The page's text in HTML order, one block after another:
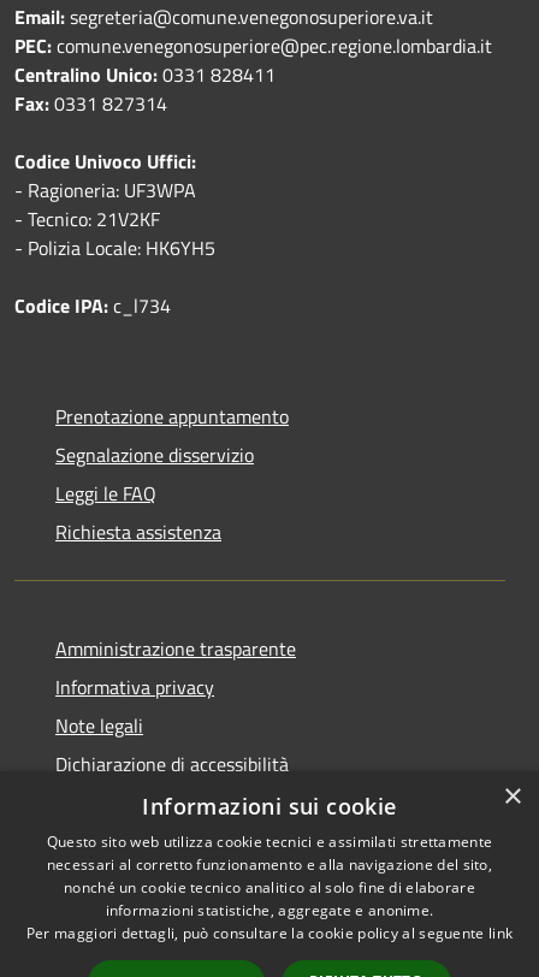
Email:segreteria@comune.venegonosuperiore.va.it
PEC:comune.venegonosuperiore@pec.regione.lombardia.it
Centralino Unico:0331 828411
Fax:0331 827314
Codice Univoco Uffici:
- Ragioneria: UF3WPA
- Tecnico: 21V2KF
- Polizia Locale: HK6YH5
Codice IPA:c_l734
Prenotazione appuntamento
Segnalazione disservizio
Leggi le FAQ
Richiesta assistenza
Amministrazione trasparente
Informativa privacy
Note legali
Dichiarazione di accessibilità
Accessibilità
Privacy
Copyright © 2026 • Comune di
Venegono Superiore • Powered
byMunicipium•Accesso
×
Informazioni sui cookie
Questo sito web utilizza cookie tecnici e assimilati strettamente
necessari al corretto funzionamento e alla navigazione del sito,
nonché un cookie tecnico analitico al solo fine di elaborare
informazioni statistiche, aggregate e anonime.
Per maggiori dettagli, può consultare la cookie policy al seguente link